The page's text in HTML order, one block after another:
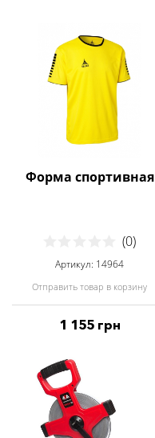
Форма спортивная
(0)
Артикул: 14964
Отправить товар в корзину
1 155 грн